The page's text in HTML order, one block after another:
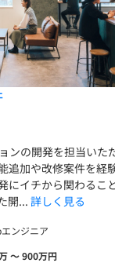
ンの開発を担当いた
追加や改修案件を経
にイチから関わるこ
開... 詳しく見る
ンジニア
〜 900万円